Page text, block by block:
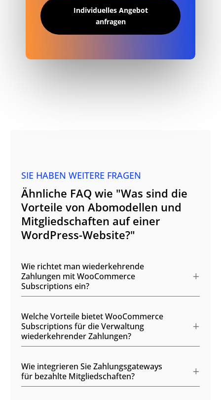
Individuelles Angebot
anfragen
SIE HABEN WEITERE FRAGEN
Ähnliche FAQ wie "Was sind die
Vorteile von Abomodellen und
Mitgliedschaften auf einer
WordPress-Website?"
Wie richtet man wiederkehrende
Zahlungen mit WooCommerce
Subscriptions ein?
Welche Vorteile bietet WooCommerce
Subscriptions für die Verwaltung
wiederkehrender Zahlungen?
Wie integrieren Sie Zahlungsgateways
für bezahlte Mitgliedschaften?